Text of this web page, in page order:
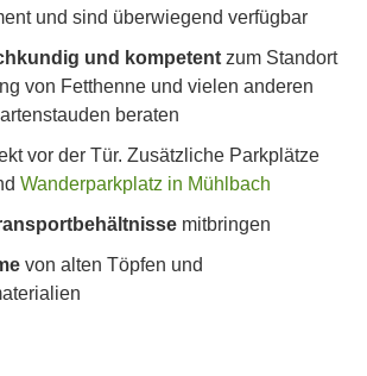
und sind überwiegend verfügbar
und kompetent zum Standort
von Fetthenne und vielen anderen
beraten
vor der Tür. Zusätzliche Parkplätze
Wanderparkplatz in Mühlbach
mitbringen
von alten Töpfen und